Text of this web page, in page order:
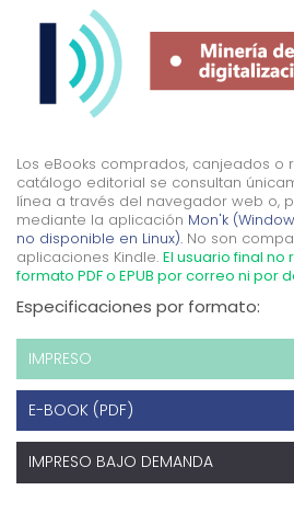
Los eBooks comprados, canjeados o
catálogo editorial se consultan
línea a través del navegador web o,
mediante la aplicación Mon'k
no disponible en Linux). No son
aplicaciones Kindle. El usuario final
formato PDF o EPUB por correo ni por
Especificaciones por formato:
IMPRESO
E-BOOK (PDF)
IMPRESO BAJO DEMANDA